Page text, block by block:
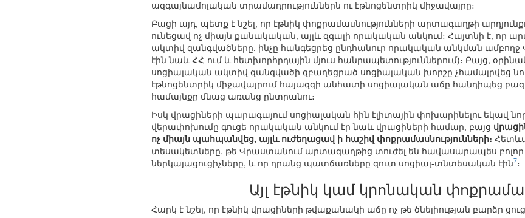
ազգայնամոլական տրամադրություններն ու էթնոցենտրիկ միջավայրը։
Բացի այդ, պետք է նշել, որ էթնիկ փոքրամասնությունների արտագաղթի
ունեցավ ոչ միայն քանակական, այլև զգալի որակական անկում։ Հայտնի է, որ
ակտիվ զանգվածները, ինչը հանգեցրեց ընդհանուր որակական անկման ամբողջ
էին նաև ՀՀ-ում և հետխորհրդային մյուս հանրապետություններում)։ Բայց,
սոցիալական ակտիվ զանգվածի զբաղեցրած սոցիալական խորշը չհամալրվեց
էթնոցենտրիկ միջավայրում հայազգի անհատի սոցիալական աճը հանդիպեց
համայնքը մնաց առանց ընտրանու։
Իսկ վրացիների պարագայում սոցիալական հին էլիտային փոխարինելու եկավ
վերափոխումը գուցե որակական անկում էր նաև վրացիների համար, բայց
ոչ միայն պահպանվեց, այլև ուժեղացավ ի հաշիվ փոքրամասնությունների։
տեսակետները, թե Վրաստանում արտագաղթից տուժել են հավասարապես բոլոր
ներկայացուցիչները, և որ դրանց պատճառները զուտ սոցիալ-տնտեսական էին7։
Այլ էթնիկ կամ կրոնական
Հարկ է նշել, որ էթնիկ վրացիների թվաքանակի աճը ոչ թե ծնելիության բարձր